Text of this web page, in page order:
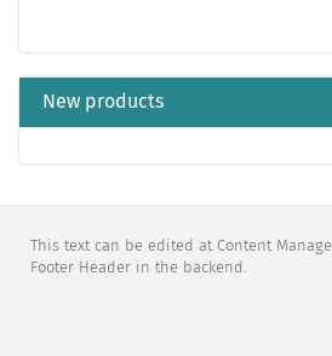
New products
This text can be edited at Content
Footer Header in the backend.